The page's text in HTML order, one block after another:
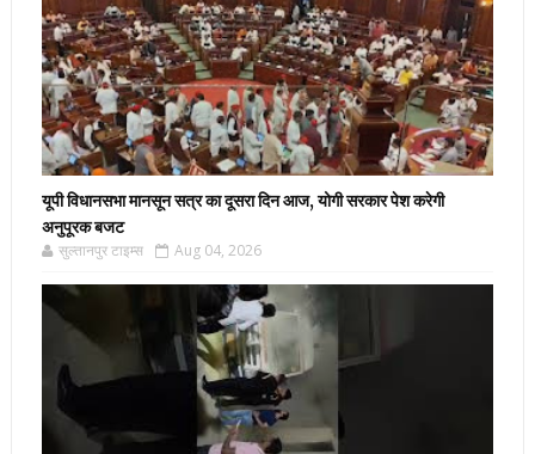
यूपी विधानसभा मानसून सत्र का दूसरा दिन आज, योगी सरकार पेश करेगी
अनुपूरक बजट
सुल्तानपुर टाइम्स Aug 04, 2026